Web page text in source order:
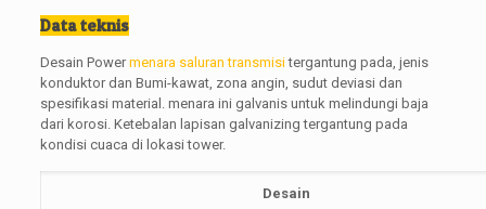
Data teknis
Desain Powermenara saluran transmisitergantung pada, jenis
konduktor dan Bumi-kawat, zona angin, sudut deviasi dan
spesifikasi material. menara ini galvanis untuk melindungi baja
dari korosi. Ketebalan lapisan galvanizing tergantung pada
kondisi cuaca di lokasi tower.
Desain